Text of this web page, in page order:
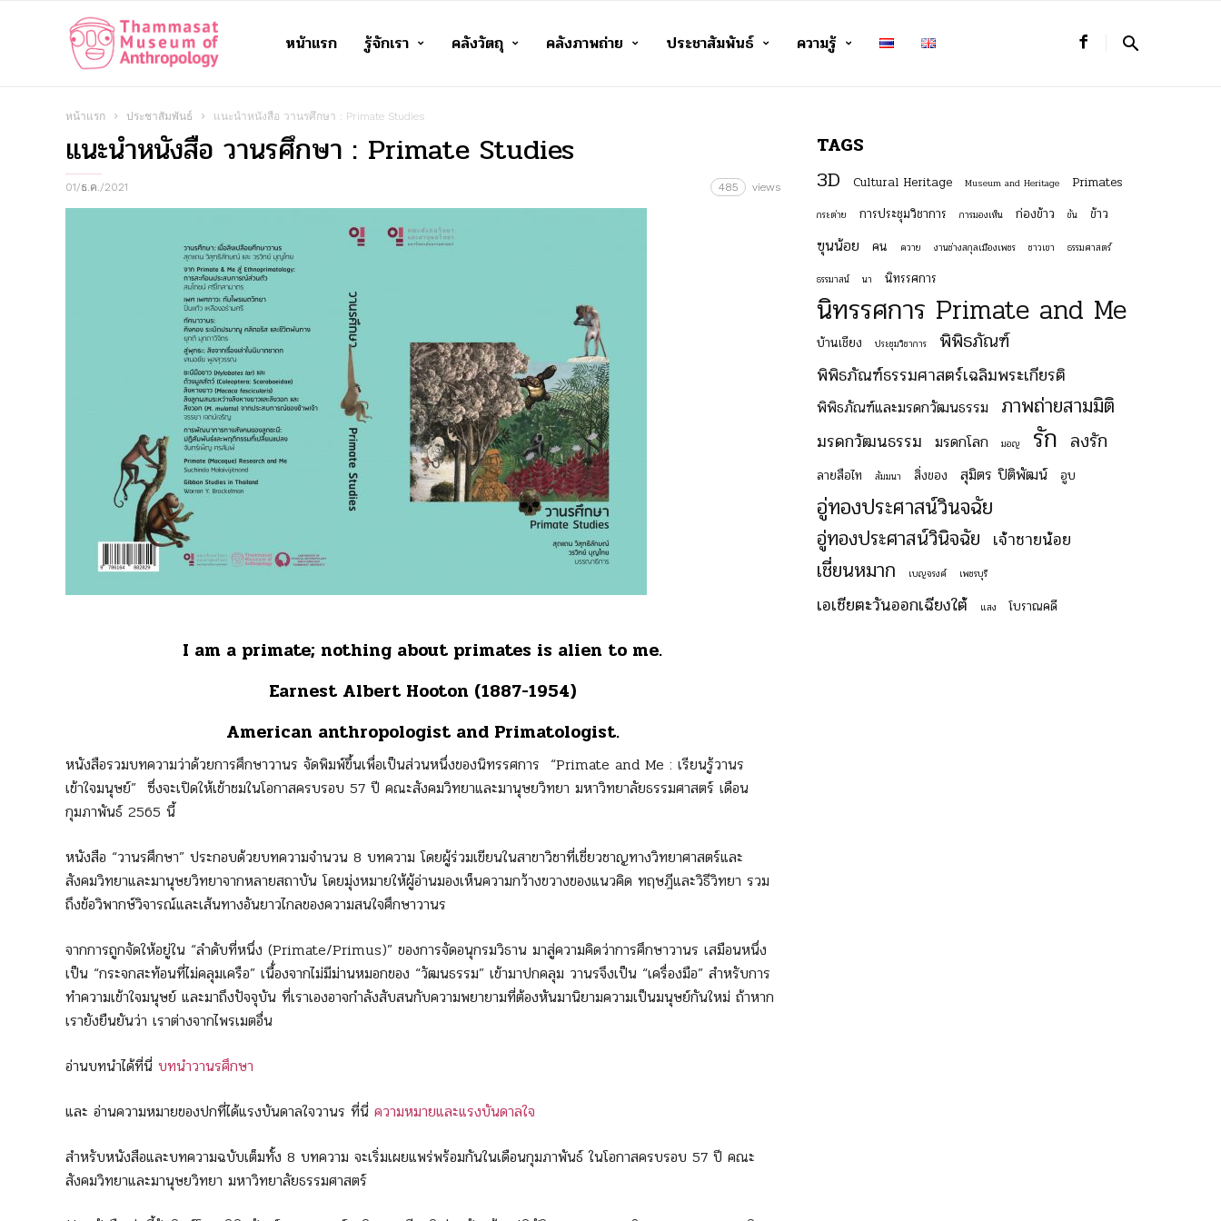
Thammasat
Museum
Anthropology
หน้าแรก รู้จักเรา คลังวัตถุ คลังภาพถ่าย ประชาสัมพันธ์ ความรู้
หน้าแรก ประชาสัมพันธ์ แนะนำหนังสือ วานรศึกษา : Primate Studies
แนะนำหนังสือ วานรศึกษา : Primate Studies
01/ธ.ค./2021 485 views
I am a primate; nothing about primates is alien to me.
Earnest Albert Hooton (1887-1954)
American anthropologist and Primatologist.
หนังสือรวมบทความว่าด้วยการศึกษาวานร จัดพิมพ์ขึ้นเพื่อเป็นส่วนหนึ่งของนิทรรศการ “Primate and Me : เรียนรู้วานร
เข้าใจมนุษย์” ซึ่งจะเปิดให้เข้าชมในโอกาสครบรอบ 57 ปี คณะสังคมวิทยาและมานุษยวิทยา มหาวิทยาลัยธรรมศาสตร์ เดือน
กุมภาพันธ์ 2565 นี้
หนังสือ “วานรศึกษา” ประกอบด้วยบทความจำนวน 8 บทความ โดยผู้ร่วมเขียนในสาขาวิชาที่เชี่ยวชาญทางวิทยาศาสตร์และ
สังคมวิทยาและมานุษยวิทยาจากหลายสถาบัน โดยมุ่งหมายให้ผู้อ่านมองเห็นความกว้างขวางของแนวคิด ทฤษฎีและวิธีวิทยา รวม
ถึงข้อวิพากษ์วิจารณ์และเส้นทางอันยาวไกลของความสนใจศึกษาวานร
จากการถูกจัดให้อยู่ใน “ลำดับที่หนึ่ง (Primate/Primus)” ของการจัดอนุกรมวิธาน มาสู่ความคิดว่าการศึกษาวานร เสมือนหนึ่ง
เป็น “กระจกสะท้อนที่ไม่คลุมเครือ” เนื้่องจากไม่มีม่านหมอกของ “วัฒนธรรม” เข้ามาปกคลุม วานรจึงเป็น “เครื่องมือ” สำหรับการ
ทำความเข้าใจมนุษย์ และมาถึงปัจจุบัน ที่เราเองอาจกำลังสับสนกับความพยายามที่ต้องหันมานิยามความเป็นมนุษย์กันใหม่ ถ้าหาก
เรายังยืนยันว่า เราต่างจากไพรเมตอื่น
อ่านบทนำได้ที่นี่ บทนำวานรศึกษา
และ อ่านความหมายของปกที่ได้แรงบันดาลใจวานร ที่นี่ ความหมายและแรงบันดาลใจ
สำหรับหนังสือและบทความฉบับเต็มทั้ง 8 บทความ จะเริ่มเผยแพร่พร้อมกันในเดือนกุมภาพันธ์ ในโอกาสครบรอบ 57 ปี คณะ
สังคมวิทยาและมานุษยวิทยา มหาวิทยาลัยธรรมศาสตร์
TAGS
3D Cultural Heritage Museum and Heritage Primates
กระต่าย การประชุมวิชาการ การมองเห็น ก่องข้าว ขัน ข้าว
ฃุนน้อย คน ควาย งานช่างสกุลเมืองเพชร ชาวเขา ธรรมศาสตร์
ธรรมาสน์ นา นิทรรศการ
นิทรรศการ Primate and Me
บ้านเชียง ประชุมวิชาการ พิพิธภัณฑ์
พิพิธภัณฑ์ธรรมศาสตร์เฉลิมพระเกียรติ
พิพิธภัณฑ์และมรดกวัฒนธรรม ภาพถ่ายสามมิติ
มรดกวัฒนธรรม มรดกโลก มอญ รัก ลงรัก
ลายสือไท สัมมนา สิ่งของ สุมิตร ปิติพัฒน์ อูบ
อู่ทองประศาสน์วินจฉัย
อู่ทองประศาสน์วินิจฉัย เจ้าชายน้อย
เชี่ยนหมาก เบญจรงค์ เพชรบุรี
เอเชียตะวันออกเฉียงใต้ แสง โบราณคดี